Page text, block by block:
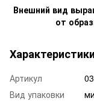
Внешний вид
от
Характеристики
Артикул
Вид упаковки